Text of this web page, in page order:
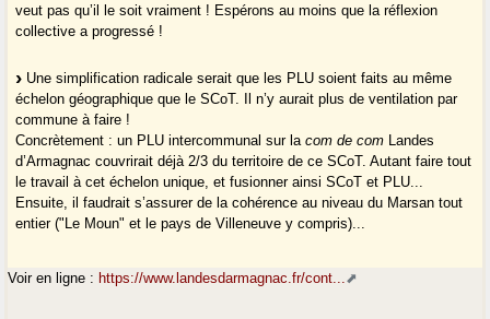
veut pas qu’il le soit vraiment ! Espérons au moins que la réflexion
collective a progressé !
Une simplification radicale serait que les PLU soient faits au même
échelon géographique que le SCoT. Il n’y aurait plus de ventilation par
commune à faire !
Concrètement : un PLU intercommunal sur lacom de com Landes
d’Armagnac couvrirait déjà 2/3 du territoire de ce SCoT. Autant faire tout
le travail à cet échelon unique, et fusionner ainsi SCoT et PLU...
Ensuite, il faudrait s’assurer de la cohérence au niveau du Marsan tout
entier ("Le Moun" et le pays de Villeneuve y compris)...
Voir en ligne : https://www.landesdarmagnac.fr/cont...